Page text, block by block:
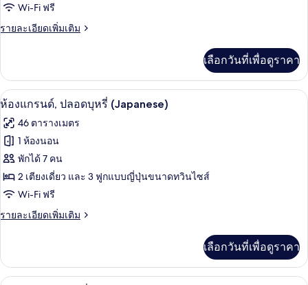
ซู
พี
ปลอด
บุหรี่
(Japanese)
Wi-Fi ฟรี
รายละเอียดเพิ่มเติม
ราย
เกี่ยว
กับ
ห้อง
พี
เรีย,
ปลอด
บุหรี่
(Japanese)
เลือกวันที่เพื่อดูราคา
เปิด
ภาพถ่าย
ทั้งหมด
ของ
ห้อง
แก
รนด์,
บุหรี่
(Japanese)
ตู้นิรภัยในห้องพัก, ผ้าม่านกันแสง, เตา
15
ห้องแกรนด์, ปลอดบุหรี่ (Japanese)
46 ตารางเมตร
1 ห้องนอน
พักได้ 7 คน
2 เตียงเดี่ยว และ 3 ฟูกแบบญี่ปุ่นขนาดทวินไซส์
Wi-Fi ฟรี
รายละเอียดเพิ่มเติม
ราย
เกี่ยว
กับ
เลือกวันที่เพื่อดูราคา
ตู้นิรภัยในห้องพัก, ผ้าม่านกันแสง, เตา